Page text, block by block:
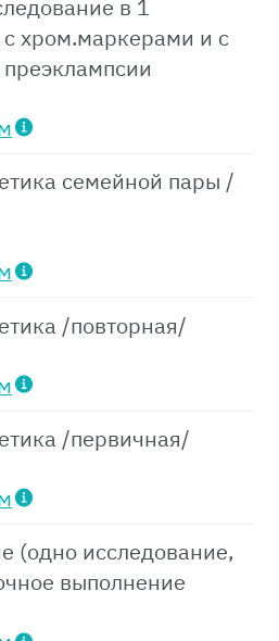
в 1
хром.маркерами и с
семейной пары /
/повторная/
/первичная/
(одно исследование,
выполнение